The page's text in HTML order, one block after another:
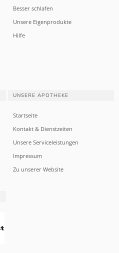
Besser schlafen
Unsere Eigenprodukte
Hilfe
UNSERE APOTHEKE
Startseite
Kontakt & Dienstzeiten
Unsere Serviceleistungen
Impressum
Zu unserer Website